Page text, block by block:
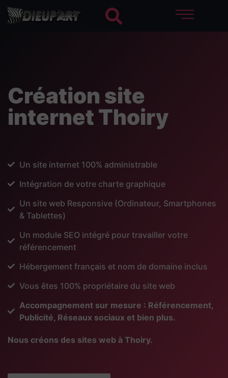
Création site
internet Thoiry
Un site internet 100% administrable
Intégration de votre charte graphique
Un site web Responsive (Ordinateur, Smartphones
& Tablettes)
Un module SEO intégré pour travailler votre
référencement
Hébergement français et nom de domaine inclus
Vous êtes 100% propriétaire du site web
Accompagnement sur mesure : Référencement,
Publicité, Réseaux sociaux et bien plus.
Nous créons des sites web à Thoiry.